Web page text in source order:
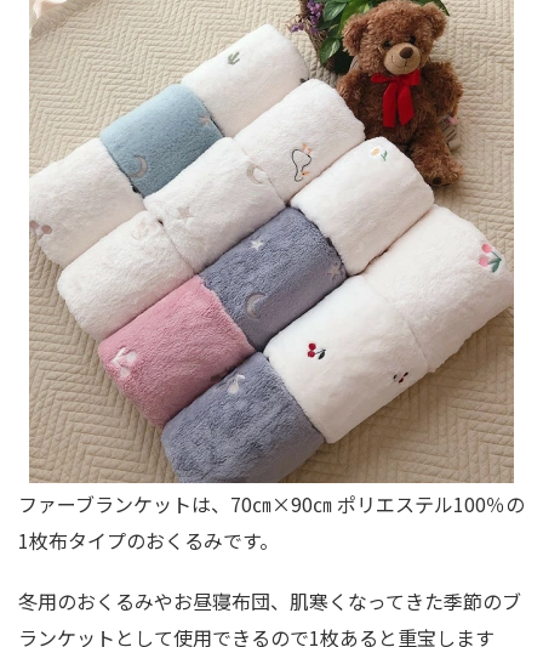
ファーブランケットは、70㎝×90㎝ ポリエステル100％の
1枚布タイプのおくるみです。
冬用のおくるみやお昼寝布団、肌寒くなってきた季節のブ
ランケットとして使用できるので1枚あると重宝します